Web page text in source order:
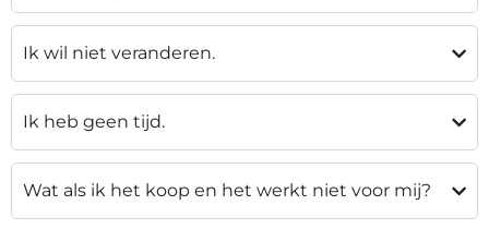
Ik wil niet veranderen.
Ik heb geen tijd.
Wat als ik het koop en het werkt niet voor mij?